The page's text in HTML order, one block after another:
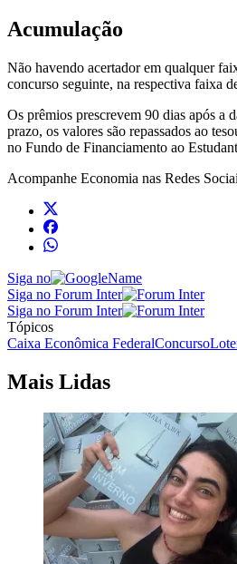
Acumulação
Não havendo acertador em qualquer
concurso seguinte, na respectiva faixa
Os prêmios prescrevem 90 dias após a
prazo, os valores são repassados ao
no Fundo de Financiamento ao
Acompanhe Economia nas Redes
Siga no
Siga no Forum Inter
Siga no Forum Inter
Tópicos
Caixa Econômica FederalConcurso
Mais Lidas